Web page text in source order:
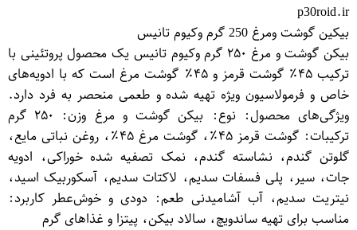
p30roid.ir
بیکین گوشت ومرغ 250 گرم وکیوم تانیس
بیکن گوشت و مرغ ۲۵۰ گرم وکیوم تانیس یک محصول پروتئینی با
ترکیب ۴۵٪ گوشت قرمز و ۴۵٪ گوشت مرغ است که با ادویه‌های
خاص و فرمولاسیون ویژه تهیه شده و طعمی منحصر به فرد دارد.
ویژگی‌های محصول: نوع: بیکن گوشت و مرغ وزن: ۲۵۰ گرم
ترکیبات: گوشت قرمز ۴۵٪، گوشت مرغ ۴۵٪، روغن نباتی مایع،
گلوتن گندم، نشاسته گندم، نمک تصفیه شده خوراکی، ادویه
جات، سیر، پلی فسفات سدیم، لاکتات سدیم، آسکوربیک اسید،
نیتریت سدیم، آب آشامیدنی طعم: دودی و خوش‌عطر کاربرد:
مناسب برای تهیه ساندویچ، سالاد بیکن، پیتزا و غذاهای گرم